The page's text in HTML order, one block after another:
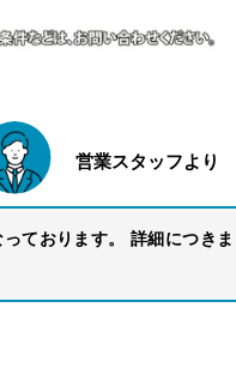
営業スタッフより
ております。 詳細につき